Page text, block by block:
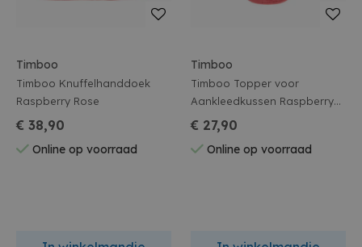
Timboo
Timboo Knuffelhanddoek
Raspberry Rose
€ 38,90
Online op voorraad
Timboo
Timboo Topper voor
Aankleedkussen Raspberry
Rose
€ 27,90
Online op voorraad